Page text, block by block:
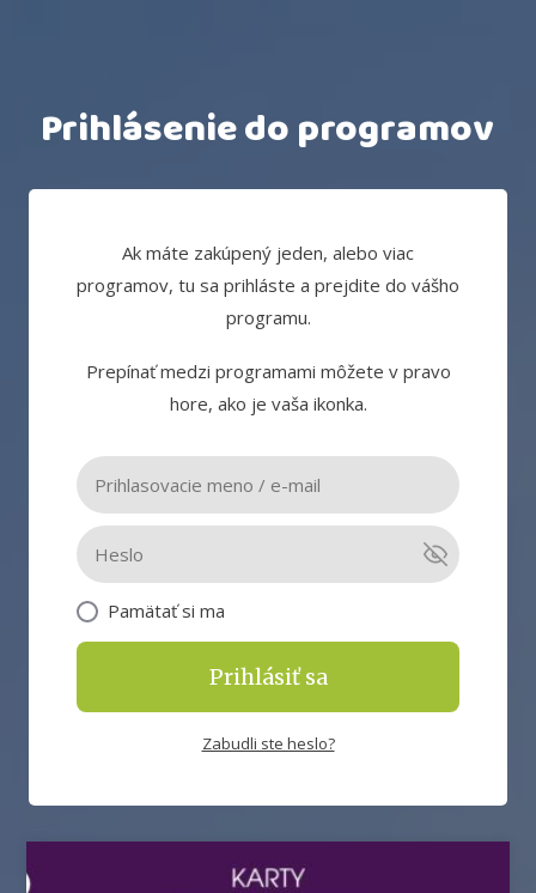
Prihlásenie do programov
Ak máte zakúpený jeden, alebo viac
programov, tu sa prihláste a prejdite do vášho
programu.
Prepínať medzi programami môžete v pravo
hore, ako je vaša ikonka.
Pamätať si ma
Prihlásiť sa
Zabudli ste heslo?